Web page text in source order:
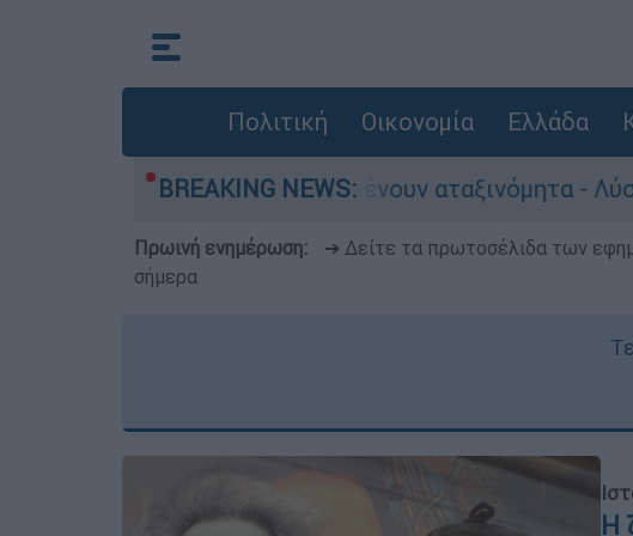
Πολιτική Οικονομία Ελλάδα
BREAKING NEWS:
αυτοκίνητα παραμένουν αταξινόμητα - Λύση αναζητά
Πρωινή ενημέρωση: ➔ Δείτε τα πρωτοσέλιδα των
σήμερα
Η